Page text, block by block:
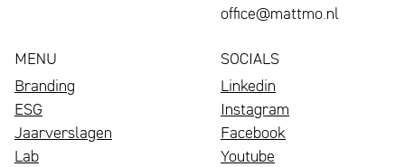
office@mattmo.nl
MENU
Branding
ESG
Jaarverslagen
Lab
SOCIALS
Linkedin
Instagram
Facebook
Youtube